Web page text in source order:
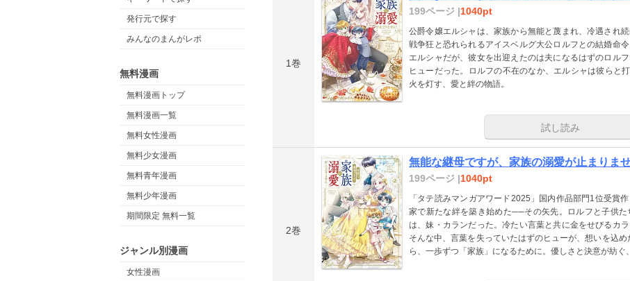
発行元で探す
みんなのまんがレポ
無料漫画
無料漫画トップ
無料漫画一覧
無料女性漫画
無料少女漫画
無料青年漫画
無料少年漫画
期間限定 無料一覧
ジャンル別漫画
女性漫画
1巻
199ページ |1040pt
公爵令嬢エルシャは、家族から無能と蔑まれ、冷遇され
戦争狂と恐れられるアイスベルグ大公ロルフとの結婚命
エルシャだが、彼女を出迎えたのは夫になるはずのロル
ヒューだった。ロルフの不在のなか、エルシャは彼らと
火を灯す、愛と絆の物語。
試し読み
2巻
無能な継母ですが、家族の溺愛が止まりま
199ページ |1040pt
「タテ読みマンガアワード2025」国内作品部門1位受賞
家で新たな絆を築き始めた──その矢先。ロルフと子供
は、妹・カランだった。冷たい言葉と共に金をせびるカ
そんな中、言葉を失っていたはずのヒューが、想いを込
ら、一歩ずつ「家族」になるために。優しさと決意が紡ぐ